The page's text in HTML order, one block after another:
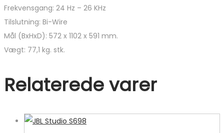
Frekvensgang: 24 Hz – 26 KHz
Tilslutning: Bi-Wire
Mål (BxHxD): 572 x 1102 x 591 mm.
Vægt: 77,1 kg. stk.
Relaterede varer